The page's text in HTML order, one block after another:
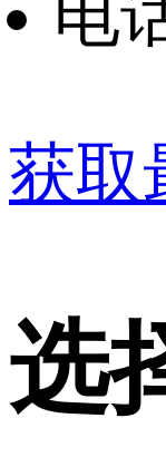
电
获取
选